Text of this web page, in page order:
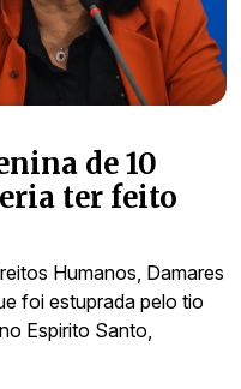
de 10
ter feito
Humanos, Damares
foi estuprada pelo tio
Espirito Santo,